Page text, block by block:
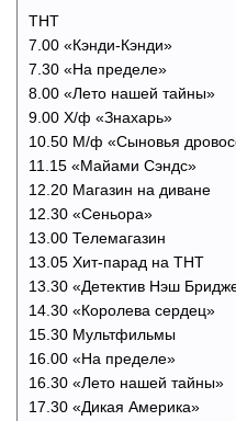
ТНТ
7.00 «Кэнди-Кэнди»
7.30 «На пределе»
8.00 «Лето нашей тайны»
9.00 Х/ф «Знахарь»
10.50 М/ф «Сыновья
11.15 «Майами Сэндс»
12.20 Магазин на диване
12.30 «Сеньора»
13.00 Телемагазин
13.05 Хит-парад на ТНТ
13.30 «Детектив Нэш
14.30 «Королева сердец»
15.30 Мультфильмы
16.00 «На пределе»
16.30 «Лето нашей тайны»
17.30 «Дикая Америка»